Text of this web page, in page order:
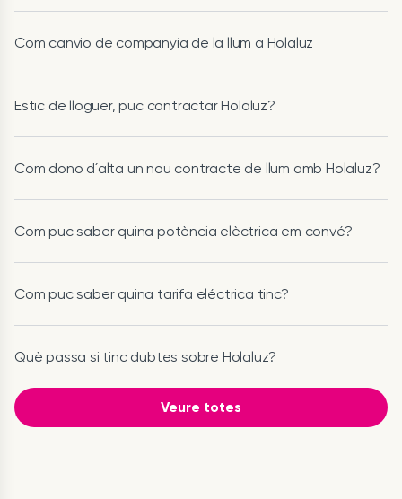
Com canvio de companyía de la llum a Holaluz
Estic de lloguer, puc contractar Holaluz?
Com dono d´alta un nou contracte de llum amb Holaluz?
Com puc saber quina potència elèctrica em convé?
Com puc saber quina tarifa eléctrica tinc?
Què passa si tinc dubtes sobre Holaluz?
Veure totes